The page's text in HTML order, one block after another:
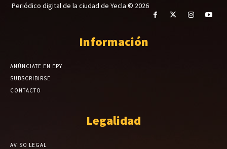
Periódico digital de la ciudad de Yecla © 2026
Información
ANÚNCIATE EN EPY
SUBSCRIBIRSE
CONTACTO
Legalidad
AVISO LEGAL